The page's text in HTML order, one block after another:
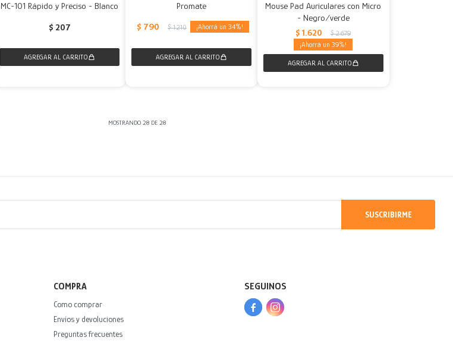
MC-101 Rápido y Preciso - Blanco
$ 207
Promate
$ 790 $ 1.210 34
Mouse Pad Auriculares con Micro
- Negro/verde
$ 1.620 $ 2.679
39
MOSTRANDO28 DE28
SUSCRIBIRME
COMPRA
Como comprar
Envíos y devoluciones
Preguntas frecuentes
SEGUINOS
 